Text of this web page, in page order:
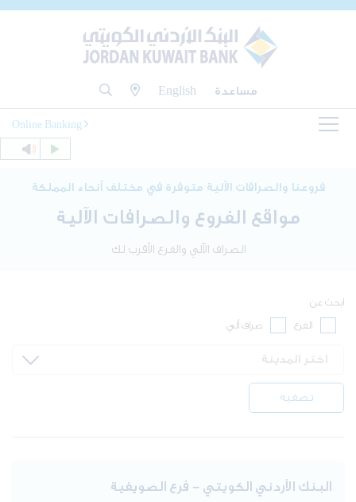
مساعدة English
Online Banking
فروعنا والصرافات الآلية متوفرة في مختلف أنحاء المملكة
مواقع الفروع والصرافات الآلية
الصراف الآلي والفرع الأقرب لك
ابحث عن
الفرع
صراف ألي
تصفيه
البنك الأردني الكويتي - فرع الصويفية